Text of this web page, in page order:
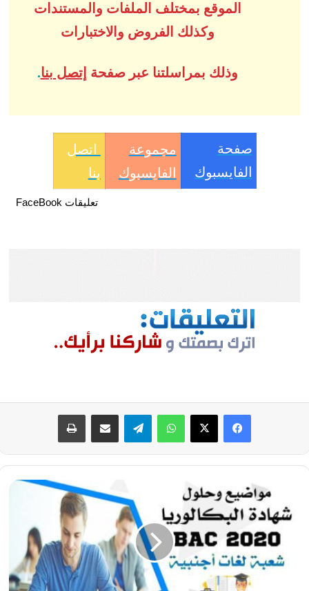
الموقع بمختلف الملفات والمستندات
وكذلك الفروض والاختبارات
وذلك بمراسلتنا عبر صفحة إتصل بنا.
صفحة
الفايسبوك
مجموعة
الفايسبوك
اتصل
بنا
تعليقات FaceBook
فيسبوك
‫X واتسابتيلقراممشاركة عبر البريد طباعة
موضوع
اللغة
الألمانية
بكالوريا
2020